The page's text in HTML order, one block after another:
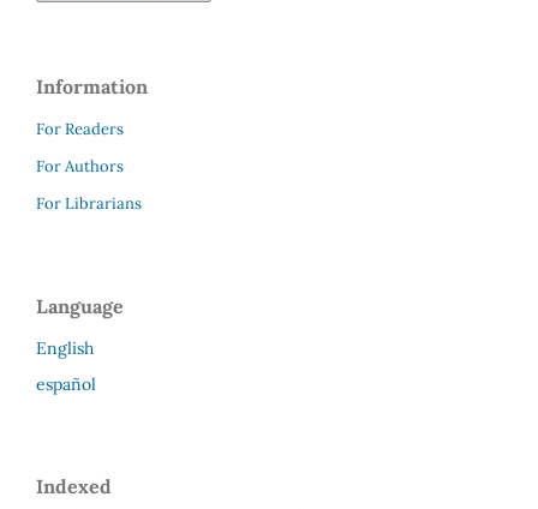
Information
For Readers
For Authors
For Librarians
Language
English
español
Indexed